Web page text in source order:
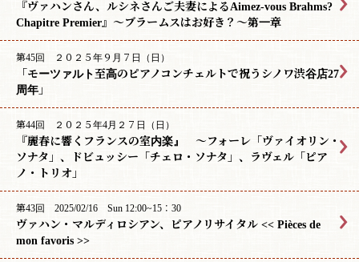
『ヴァハンさん、ルシネさんご夫妻によるAimez-vous Brahms?
Chapitre Premier』〜ブラームスはお好き？〜第一章
第45回 ２０２５年９月７日（日）
「モーツァルト至高のピアノコンチェルトで祝うシノワ渋谷店27
周年」
第44回 ２０２５年4月２７日（日）
『麗春に響くフランスの室内楽』 〜フォーレ「ヴァイオリン・
ソナタ」、ドビュッシー「チェロ・ソナタ」、ラヴェル「ピア
ノ・トリオ」
第43回 2025/02/16 Sun 12:00~15：30
ヴァハン・マルディロシアン、ピアノリサイタル << Pièces de
mon favoris >>